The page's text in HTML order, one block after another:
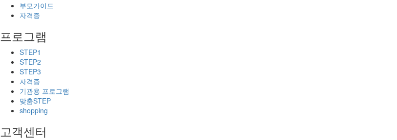
부모가이드
자격증
프로그램
STEP1
STEP2
STEP3
자격증
기관용 프로그램
맞춤STEP
shopping
고객센터